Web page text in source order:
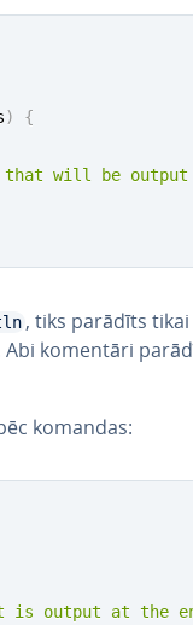
)
{
will be output
, tiks parādīts tikai
Abi komentāri
komandas:
is output at the